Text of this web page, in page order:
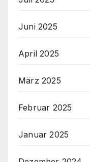
Juni 2025
April 2025
März 2025
Februar 2025
Januar 2025